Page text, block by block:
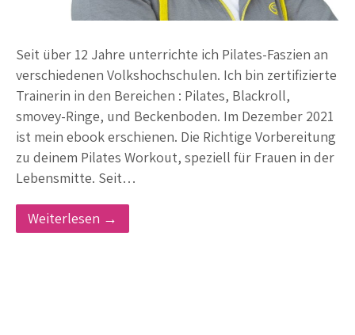
Seit über 12 Jahre unterrichte ich Pilates-Faszien an
verschiedenen Volkshochschulen. Ich bin zertifizierte
Trainerin in den Bereichen : Pilates, Blackroll,
smovey-Ringe, und Beckenboden. Im Dezember 2021
ist mein ebook erschienen. Die Richtige Vorbereitung
zu deinem Pilates Workout, speziell für Frauen in der
Lebensmitte. Seit…
Weiterlesen →